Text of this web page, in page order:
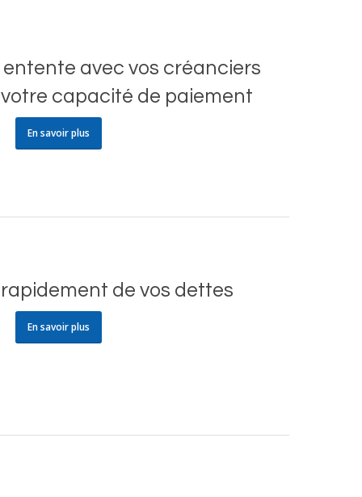
avec vos créanciers
capacité de paiement
En savoir plus
de vos dettes
En savoir plus